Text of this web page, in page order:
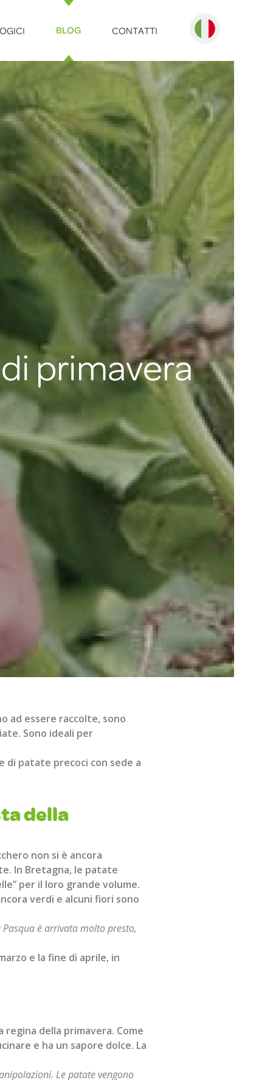
BLOG CONTATTI
primavera
ad essere raccolte, sono
Sono ideali per
di patate precoci con sede a
della
non si è ancora
In Bretagna, le patate
per il loro grande volume.
verdi e alcuni fiori sono
è arrivata molto presto,
e la fine di aprile, in
della primavera. Come
e ha un sapore dolce. La
Le patate vengono